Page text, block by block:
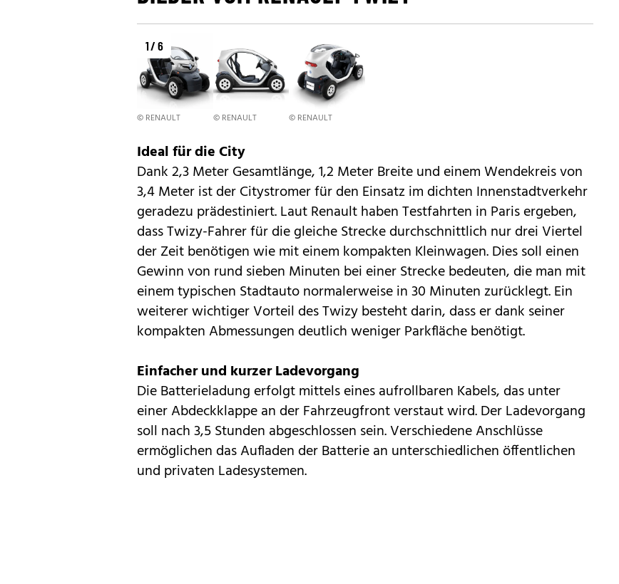
1 / 6
© RENAULT © RENAULT © RENAULT
Ideal für die City
Dank 2,3 Meter Gesamtlänge, 1,2 Meter Breite und einem Wendekreis von
3,4 Meter ist der Citystromer für den Einsatz im dichten Innenstadtverkehr
geradezu prädestiniert. Laut Renault haben Testfahrten in Paris ergeben,
dass Twizy-Fahrer für die gleiche Strecke durchschnittlich nur drei Viertel
der Zeit benötigen wie mit einem kompakten Kleinwagen. Dies soll einen
Gewinn von rund sieben Minuten bei einer Strecke bedeuten, die man mit
einem typischen Stadtauto normalerweise in 30 Minuten zurücklegt. Ein
weiterer wichtiger Vorteil des Twizy besteht darin, dass er dank seiner
kompakten Abmessungen deutlich weniger Parkfläche benötigt.
Einfacher und kurzer Ladevorgang
Die Batterieladung erfolgt mittels eines aufrollbaren Kabels, das unter
einer Abdeckklappe an der Fahrzeugfront verstaut wird. Der Ladevorgang
soll nach 3,5 Stunden abgeschlossen sein. Verschiedene Anschlüsse
ermöglichen das Aufladen der Batterie an unterschiedlichen öffentlichen
und privaten Ladesystemen.